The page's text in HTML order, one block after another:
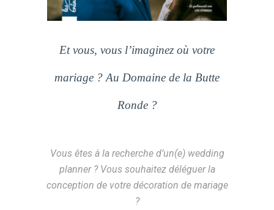
Et vous, vous l’imaginez où votre
mariage ? Au Domaine de la Butte
Ronde ?
Vous êtes à la recherche d’un(e) wedding
planner ? Vous souhaitez déléguer la
conception de votre décoration de mariage
?